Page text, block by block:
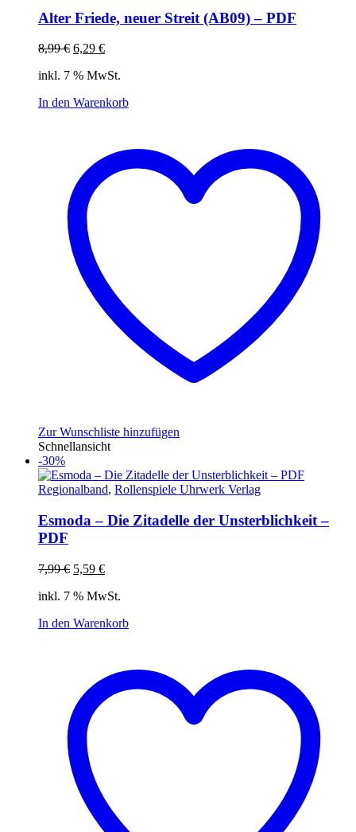
Alter Friede, neuer Streit (AB09) – PDF
8,99€ Ursprünglicher
war:
6,29 €Aktueller
ist:
inkl. 7 % MwSt.
In den Warenkorb
Zur Wunschliste hinzufügen
Schnellansicht
-30%
Regionalband, Rollenspiele Uhrwerk Verlag
Esmoda – Die Zitadelle der Unsterblichkeit –
PDF
7,99€ Ursprünglicher
war:
5,59 €Aktueller
ist:
inkl. 7 % MwSt.
In den Warenkorb